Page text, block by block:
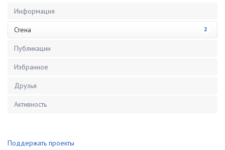
Информация
Стена 2
Публикации
Избранное
Друзья
Активность
Поддержать проекты